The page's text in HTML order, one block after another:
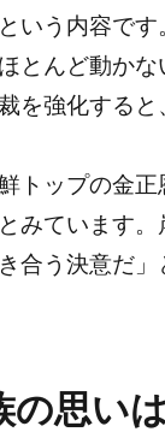
いう内容です
とんど動か
を強化する
トップの金正
みています
合う決意だ
思いは